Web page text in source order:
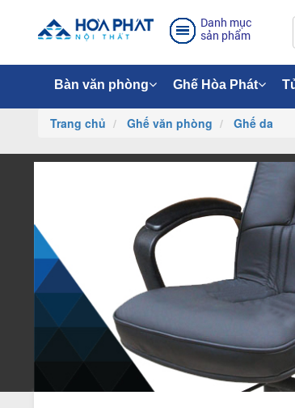
Danh mục
sản phẩm
Bàn văn phòng Ghế Hòa Phát
Trang chủ Ghế văn phòng Ghế da